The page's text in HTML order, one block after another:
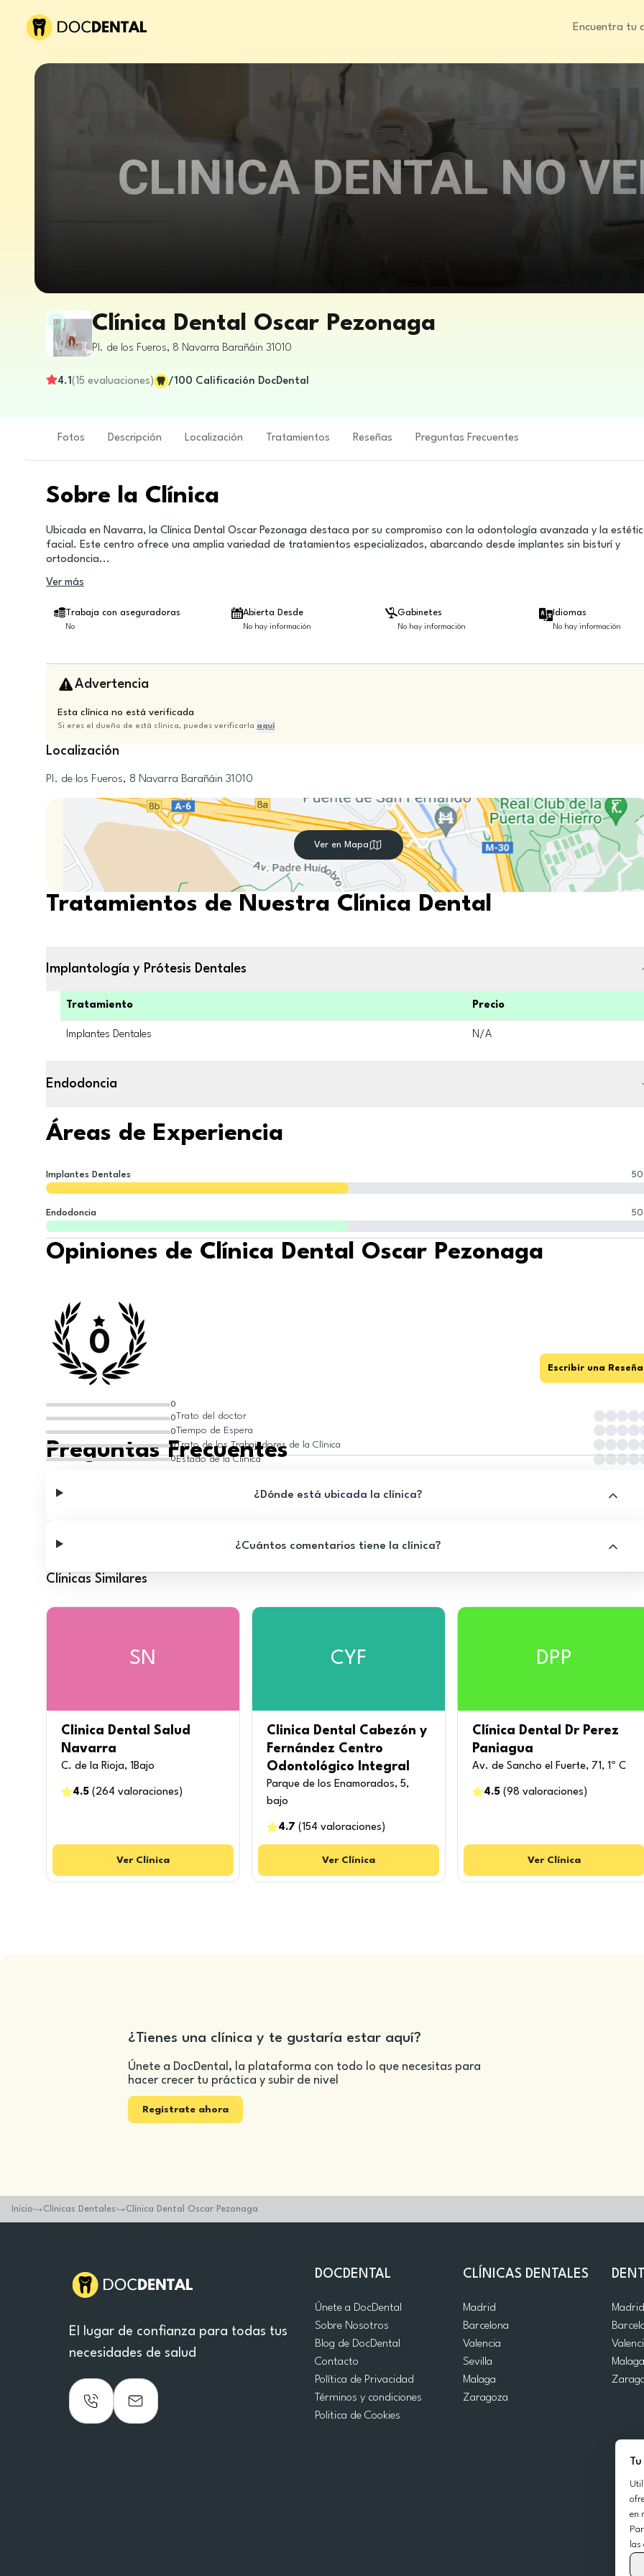
Encuentra tu
en
Clínica Dental Oscar Pezonaga
Pl. de los Fueros, 8 Navarra Barañáin 31010
4.1 (15 evaluaciones) /100 Calificación DocDental
Fotos Descripción Localización Tratamientos Reseñas Preguntas Frecuentes
Sobre la Clínica
Ubicada en Navarra, la Clínica Dental Oscar Pezonaga destaca por su compromiso con la odontología avanzada y la
facial. Este centro ofrece una amplia variedad de tratamientos especializados, abarcando desde implantes sin bisturí y
ortodoncia...
Ver más
Trabaja con aseguradoras
No
Abierta Desde
No hay información
Gabinetes
No hay información
Idiomas
No hay información
Advertencia
Esta clínica no está verificada
Si eres el dueño de está clínica, puedes verificarla aquí
Localización
Pl. de los Fueros, 8 Navarra Barañáin 31010
Ver en Mapa
Tratamientos de Nuestra Clínica Dental
Implantología y Prótesis Dentales
Tratamiento Precio
Implantes Dentales N/A
Endodoncia
Áreas de Experiencia
Implantes Dentales 50
Endodoncia 50
Opiniones de Clínica Dental Oscar Pezonaga
0
0
0
0
0
0
Escribir una Reseña
Trato del doctor
Tiempo de Espera
Trato de los Trabajadores de la Clínica
Estado de la Clínica
Preguntas Frecuentes
¿Dónde está ubicada la clínica?
¿Cuántos comentarios tiene la clínica?
Clínicas Similares
SN
Clinica Dental Salud
Navarra
C. de la Rioja, 1Bajo
4.5 ( 264 valoraciones )
Ver Clínica
CYF
Clinica Dental Cabezón y
Fernández Centro
Odontológico Integral
Parque de los Enamorados, 5,
bajo
4.7 (154 valoraciones )
Ver Clínica
DPP
Clínica Dental Dr Perez
Paniagua
Av. de Sancho el Fuerte, 71, 1º C
4.5(98 valoraciones )
Ver Clínica
¿Tienes una clínica y te gustaría estar aquí?
Únete a DocDental, la plataforma con todo lo que necesitas para
hacer crecer tu práctica y subir de nivel
Registrate ahora
Inicio Clínicas Dentales Clínica Dental Oscar Pezonaga
El lugar de confianza para todas tus
necesidades de salud
DOCDENTAL
Únete a DocDental
Sobre Nosotros
Blog de DocDental
Contacto
Política de Privacidad
Términos y condiciones
Politica de Cookies
CLÍNICAS DENTALES
Madrid
Barcelona
Valencia
Sevilla
Malaga
Zaragoza
Madrid
Malaga